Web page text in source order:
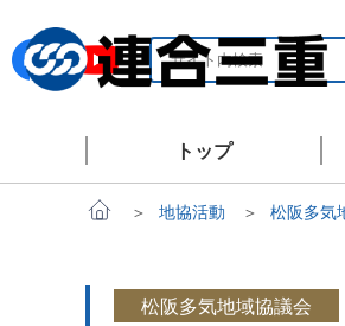
トップ
地協活動 松阪多気
松阪多気地域協議会